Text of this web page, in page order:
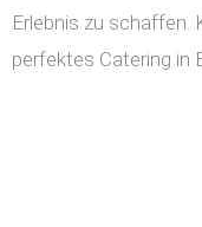
Erlebnis zu schaffen.
perfektes Catering in